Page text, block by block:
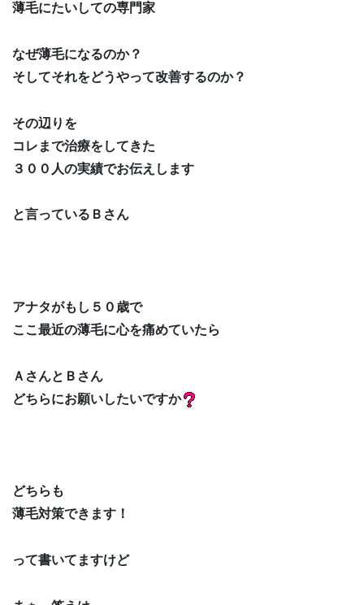
薄毛にたいしての専門家
なぜ薄毛になるのか？
そしてそれをどうやって改善するのか？
その辺りを
コレまで治療をしてきた
３００人の実績でお伝えします
と言っているＢさん
アナタがもし５０歳で
ここ最近の薄毛に心を痛めていたら
ＡさんとＢさん
どちらにお願いしたいですか
どちらも
薄毛対策できます！
って書いてますけど